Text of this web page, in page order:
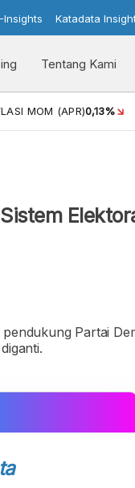
Insights Katadata
Tentang Kami
MOM (APR)0,13%
Partai